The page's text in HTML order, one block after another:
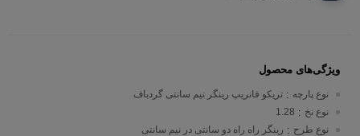
ویژگی‌های محصول
نوع پارچه : تریکو فانریپ رینگر نیم سانتی گردباف
نوع نخ :
1.28
نوع طرح : رینگر راه راه دو سانتی در نیم سانتی